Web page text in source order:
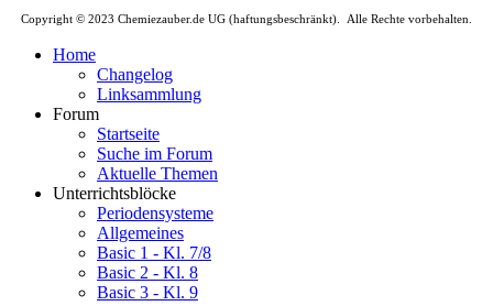
Copyright © 2023 Chemiezauber.de UG (haftungsbeschränkt). Alle Rechte vorbehalten.
Home
Changelog
Linksammlung
Forum
Startseite
Suche im Forum
Aktuelle Themen
Unterrichtsblöcke
Periodensysteme
Allgemeines
Basic 1 - Kl. 7/8
Basic 2 - Kl. 8
Basic 3 - Kl. 9